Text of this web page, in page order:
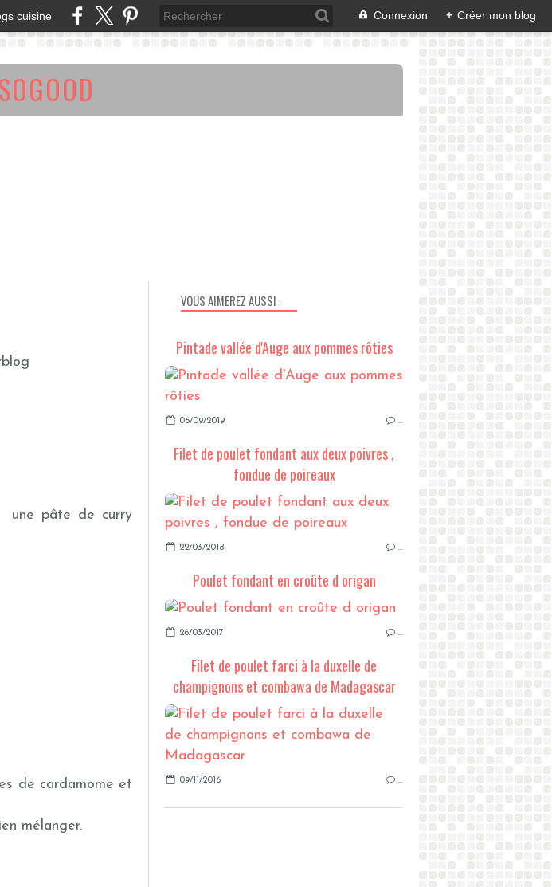
cuisine Connexion + Créer mon blog
une pâte de curry
de cardamome et
mélanger.
VOUS AIMEREZ AUSSI :
Pintade vallée d'Auge aux pommes rôties
06/09/2019 …
Filet de poulet fondant aux deux poivres ,
fondue de poireaux
22/03/2018 …
Poulet fondant en croûte d origan
26/03/2017 …
Filet de poulet farci à la duxelle de
champignons et combawa de Madagascar
09/11/2016 …